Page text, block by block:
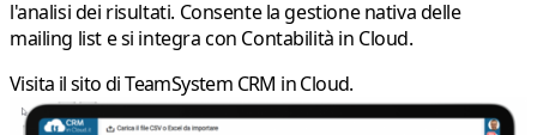
l'analisi dei risultati. Consente la gestione nativa delle
mailing list e si integra con Contabilità in Cloud.
Visita il sito diTeamSystem CRM in Cloud.